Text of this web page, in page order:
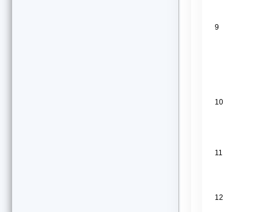
9
10
11
12